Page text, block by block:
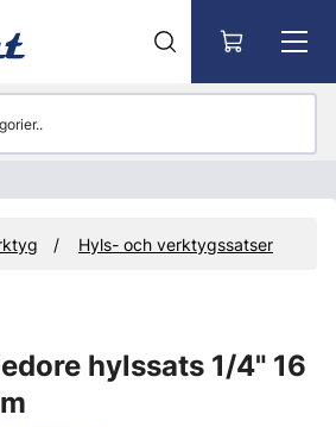
Hyls- och verktygssatser
hylssats 1/4" 16